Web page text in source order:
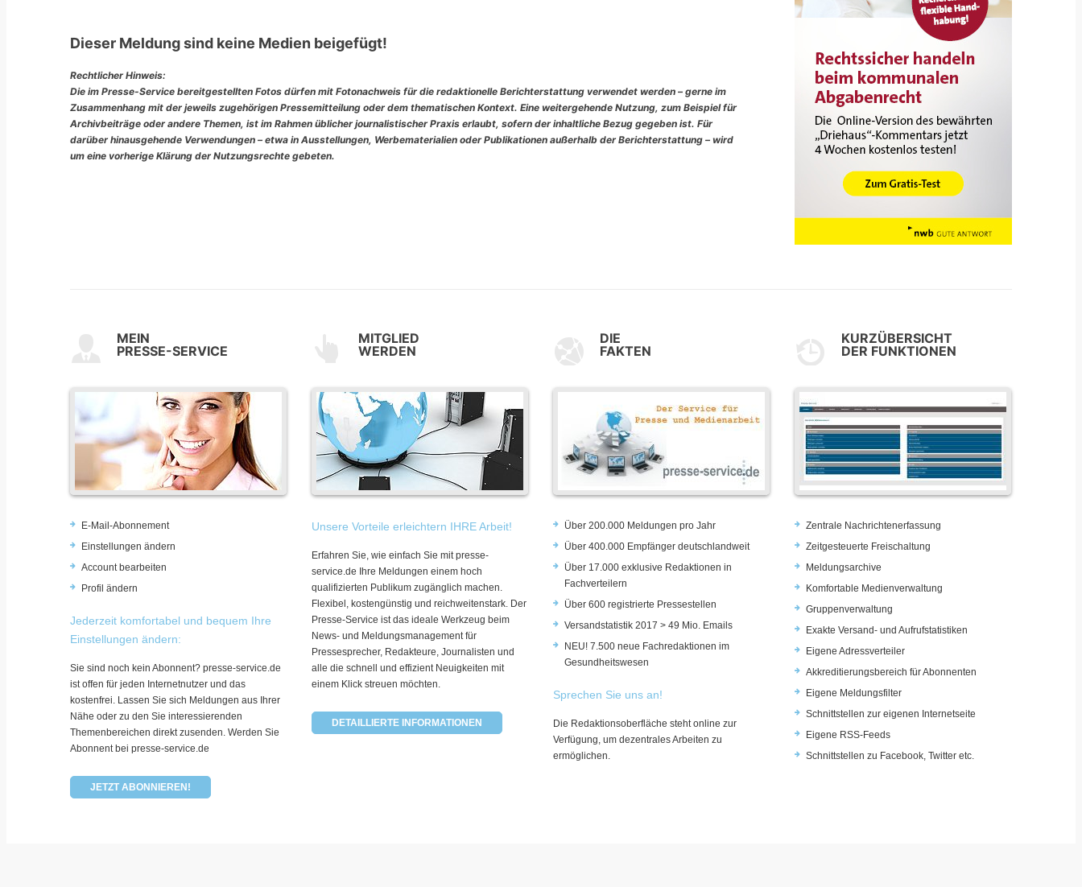
Dieser Meldung sind keine Medien beigefügt!
Rechtlicher Hinweis:
Die im Presse-Service bereitgestellten Fotos dürfen mit Fotonachweis für die redaktionelle Berichterstattung verwendet werden – gerne im
Zusammenhang mit der jeweils zugehörigen Pressemitteilung oder dem thematischen Kontext. Eine weitergehende Nutzung, zum Beispiel für
Archivbeiträge oder andere Themen, ist im Rahmen üblicher journalistischer Praxis erlaubt, sofern der inhaltliche Bezug gegeben ist. Für
darüber hinausgehende Verwendungen – etwa in Ausstellungen, Werbematerialien oder Publikationen außerhalb der Berichterstattung – wird
um eine vorherige Klärung der Nutzungsrechte gebeten.
MEIN
PRESSE-SERVICE
E-Mail-Abonnement
Einstellungen ändern
Account bearbeiten
Profil ändern
Jederzeit komfortabel und bequem Ihre
Einstellungen ändern:
Sie sind noch kein Abonnent? presse-service.de
ist offen für jeden Internetnutzer und das
kostenfrei. Lassen Sie sich Meldungen aus Ihrer
Nähe oder zu den Sie interessierenden
Themenbereichen direkt zusenden. Werden Sie
Abonnent bei presse-service.de
JETZT ABONNIEREN!
MITGLIED
WERDEN
Unsere Vorteile erleichtern IHRE Arbeit!
Erfahren Sie, wie einfach Sie mit presse-
service.de Ihre Meldungen einem hoch
qualifizierten Publikum zugänglich machen.
Flexibel, kostengünstig und reichweitenstark. Der
Presse-Service ist das ideale Werkzeug beim
News- und Meldungsmanagement für
Pressesprecher, Redakteure, Journalisten und
alle die schnell und effizient Neuigkeiten mit
einem Klick streuen möchten.
DETAILLIERTE INFORMATIONEN
DIE
FAKTEN
Über 200.000 Meldungen pro Jahr
Über 400.000 Empfänger deutschlandweit
Über 17.000 exklusive Redaktionen in
Fachverteilern
Über 600 registrierte Pressestellen
Versandstatistik 2017 > 49 Mio. Emails
NEU! 7.500 neue Fachredaktionen im
Gesundheitswesen
Sprechen Sie uns an!
Die Redaktionsoberfläche steht online zur
Verfügung, um dezentrales Arbeiten zu
ermöglichen.
KURZÜBERSICHT
DER FUNKTIONEN
Zentrale Nachrichtenerfassung
Zeitgesteuerte Freischaltung
Meldungsarchive
Komfortable Medienverwaltung
Gruppenverwaltung
Exakte Versand- und Aufrufstatistiken
Eigene Adressverteiler
Akkreditierungsbereich für Abonnenten
Eigene Meldungsfilter
Schnittstellen zur eigenen Internetseite
Eigene RSS-Feeds
Schnittstellen zu Facebook, Twitter etc.